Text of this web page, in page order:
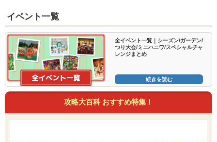
イベント一覧
全イベント一覧｜シーズン/ガーデン/
つり大会/ミニハニワ/スペシャルチャ
レンジまとめ
続きを読む
攻略大百科 おすすめ特集！